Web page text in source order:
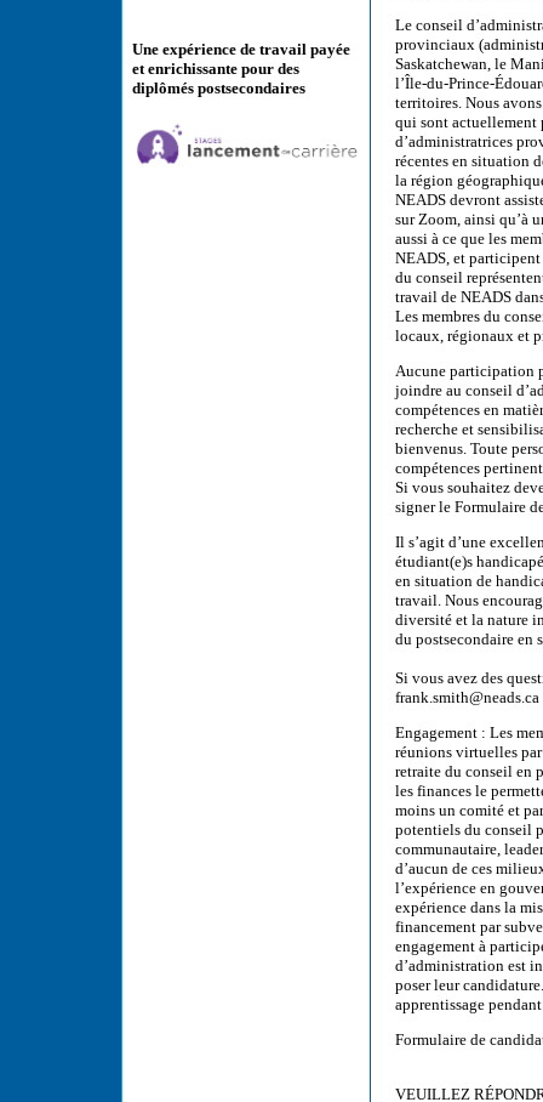
Une expérience de travail payée
et enrichissante pour des
diplômés postsecondaires
Le conseil
provinciaux
Saskatchewan, le
l’Île-du-Prince-
territoires. Nous
qui sont actuellement
d’administratrices
récentes en situation
la région
NEADS devront
sur Zoom, ainsi qu’à
aussi à ce que les
NEADS, et
du conseil
travail de NEADS
Les membres du
locaux, régionaux et
Aucune participation
joindre au conseil
compétences en
recherche et
bienvenus. Toute
compétences
Si vous souhaitez
signer le Formulaire
Il s’agit d’une
étudiant(e)s
en situation de
travail. Nous
diversité et la nature
du postsecondaire en
Si vous avez des
frank.smith@neads.ca
Engagement : Les
réunions virtuelles
retraite du conseil en
les finances le
moins un comité et
potentiels du conseil
communautaire,
d’aucun de ces
l’expérience en
expérience dans la
financement par
engagement à
d’administration est
poser leur
apprentissage
Formulaire de
VEUILLEZ